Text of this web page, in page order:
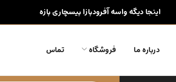
اینجا دیگه واسه آفرودبازا بیسچاری بازه
درباره ما فروشگاه تماس